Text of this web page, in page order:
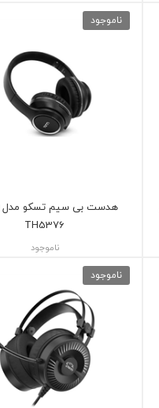
ناموجود
TH5376
ناموجود
ناموجود